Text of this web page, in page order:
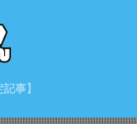
事】